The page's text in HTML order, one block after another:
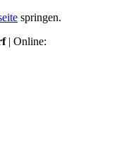
springen.
| Online: